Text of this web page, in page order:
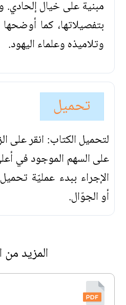
مبنية على خيال
بتفصيلاتها، كما
وتلاميذه وعلماء اليهود.
تحميل
لتحميل الكتاب: انقر على
على السهم الموجود في
الإجراء ببدء عمليّة
أو الجوّال.
المزيد